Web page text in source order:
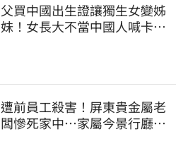
父買中國出生證讓獨生女變姊
妹！女長大不當中國人喊卡卻
遭前員工殺害！屏東貴金屬老
闆慘死家中…家屬今景行廳低